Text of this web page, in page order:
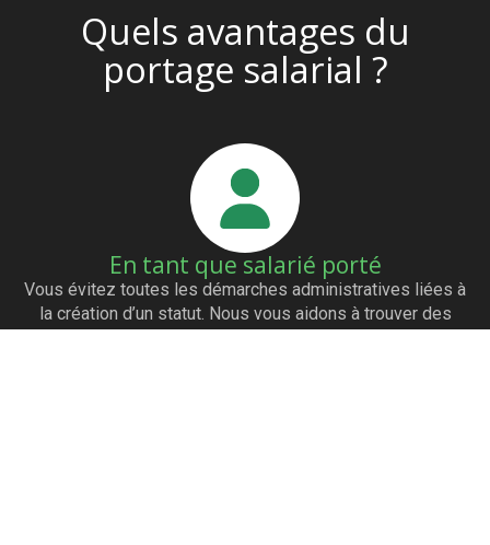
Quels avantages du
portage salarial ?
En tant que salarié porté
Vous évitez toutes les démarches administratives liées à
la création d’un statut. Nous vous aidons à trouver des